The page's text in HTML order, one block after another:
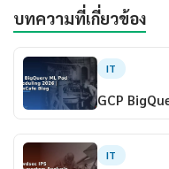
บทความที่เกี่ยวข้อง
IT
GCP
IT